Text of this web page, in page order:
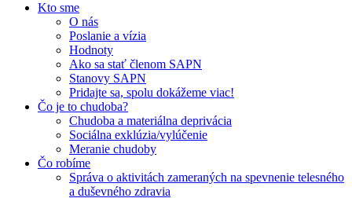
Kto sme
O nás
Poslanie a vízia
Hodnoty
Ako sa stať členom SAPN
Stanovy SAPN
Pridajte sa, spolu dokážeme viac!
Čo je to chudoba?
Chudoba a materiálna deprivácia
Sociálna exklúzia/vylúčenie
Meranie chudoby
Čo robíme
Správa o aktivitách zameraných na spevnenie telesného
a duševného zdravia